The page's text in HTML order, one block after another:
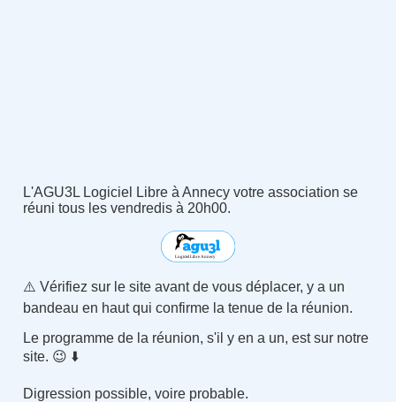
L'AGU3L Logiciel Libre à Annecy votre association se
réuni tous les vendredis à 20h00.
⚠️ Vérifiez sur le site avant de vous déplacer, y a un
bandeau en haut qui confirme la tenue de la réunion.
Le programme de la réunion, s'il y en a un, est sur notre
site. 😉 ⬇️
Digression possible, voire probable.